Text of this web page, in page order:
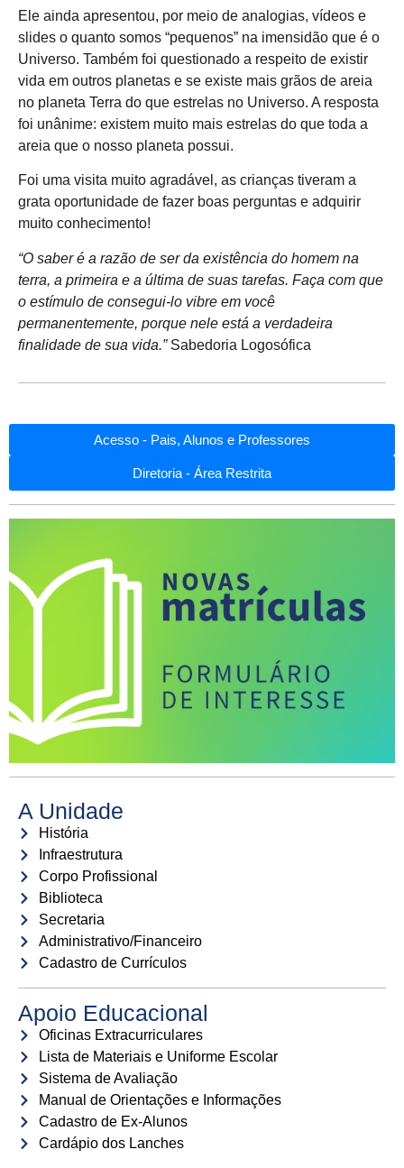
Ele ainda apresentou, por meio de analogias, vídeos e
slides o quanto somos “pequenos” na imensidão que é o
Universo. Também foi questionado a respeito de existir
vida em outros planetas e se existe mais grãos de areia
no planeta Terra do que estrelas no Universo. A resposta
foi unânime: existem muito mais estrelas do que toda a
areia que o nosso planeta possui.
Foi uma visita muito agradável, as crianças tiveram a
grata oportunidade de fazer boas perguntas e adquirir
muito conhecimento!
“O saber é a razão de ser da existência do homem na
terra, a primeira e a última de suas tarefas. Faça com que
o estímulo de consegui-lo vibre em você
permanentemente, porque nele está a verdadeira
finalidade de sua vida.”Sabedoria Logosófica
Acesso - Pais, Alunos e Professores
Diretoria - Área Restrita
A Unidade
História
Infraestrutura
Corpo Profissional
Biblioteca
Secretaria
Administrativo/Financeiro
Cadastro de Currículos
Apoio Educacional
Oficinas Extracurriculares
Lista de Materiais e Uniforme Escolar
Sistema de Avaliação
Manual de Orientações e Informações
Cadastro de Ex-Alunos
Cardápio dos Lanches